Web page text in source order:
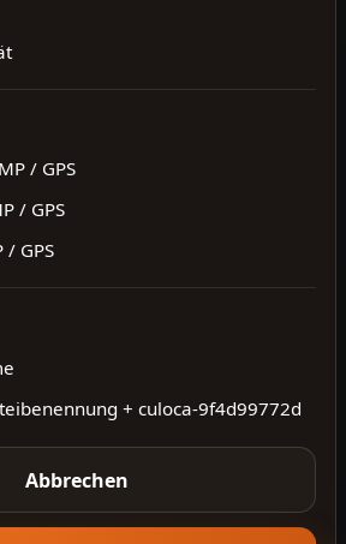
/ GPS
/ GPS
/ GPS
+ culoca-9f4d99772d
Abbrechen